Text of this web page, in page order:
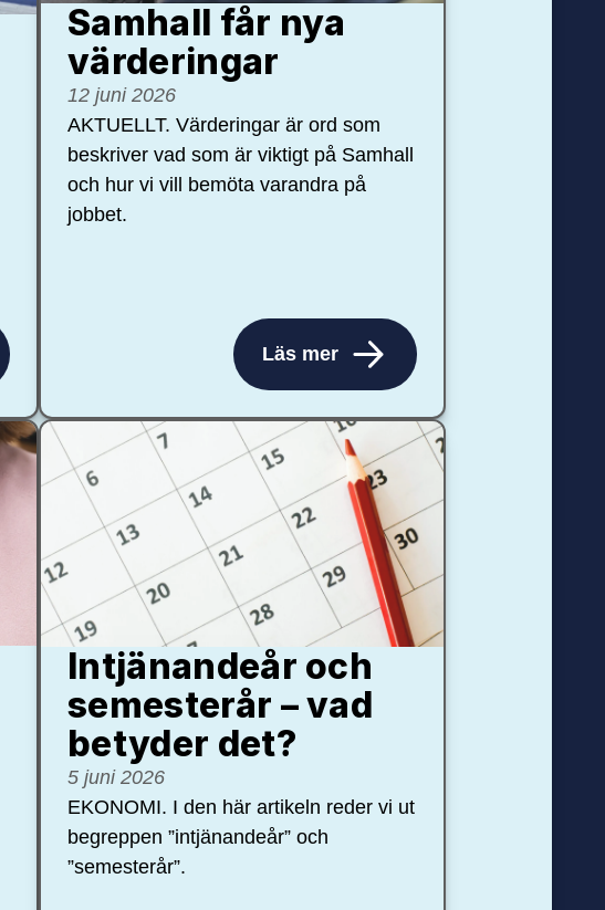
Samhall får nya
värdering­ar
12 juni 2026
AKTUELLT. Värderingar är ord som
beskriver vad som är viktigt på Samhall
och hur vi vill bemöta varandra på
jobbet.
Läs mer
Intjänandeår och
semesterår – vad
betyder det?
5 juni 2026
EKONOMI. I den här artikeln reder vi ut
begreppen ”intjänandeår” och
”semesterår”.